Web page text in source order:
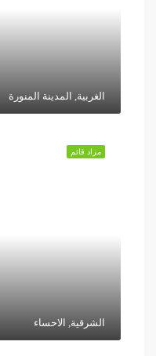
الغربية, المدينة المنورة
مزاد قائم
الشرقية, الاحساء